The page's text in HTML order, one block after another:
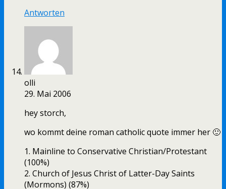
Antworten
olli
29. Mai 2006
hey storch,
wo kommt deine roman catholic quote immer her 🙂
1. Mainline to Conservative Christian/Protestant
(100%)
2. Church of Jesus Christ of Latter-Day Saints
(Mormons) (87%)